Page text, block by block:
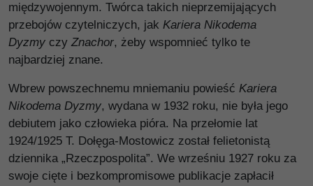
międzywojennym. Twórca takich nieprzemijających
przebojów czytelniczych, jak Kariera Nikodema
Dyzmy czy Znachor, żeby wspomnieć tylko te
najbardziej znane.
Wbrew powszechnemu mniemaniu powieść Kariera
Nikodema Dyzmy, wydana w 1932 roku, nie była jego
debiutem jako człowieka pióra. Na przełomie lat
1924/1925 T. Dołęga-Mostowicz został felietonistą
dziennika „Rzeczpospolita”. We wrześniu 1927 roku za
swoje cięte i bezkompromisowe publikacje zapłacił